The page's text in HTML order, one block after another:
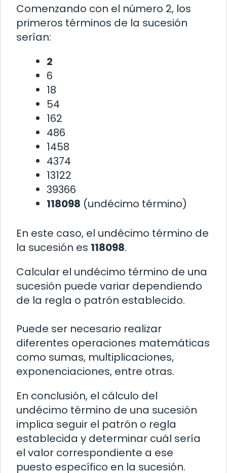
Comenzando con el número 2, los
primeros términos de la sucesión
serían:
2
6
18
54
162
486
1458
4374
13122
39366
118098 (undécimo término)
En este caso, el undécimo término de
la sucesión es 118098.
Calcular el undécimo término de una
sucesión puede variar dependiendo
de la regla o patrón establecido.
Puede ser necesario realizar
diferentes operaciones matemáticas
como sumas, multiplicaciones,
exponenciaciones, entre otras.
En conclusión, el cálculo del
undécimo término de una sucesión
implica seguir el patrón o regla
establecida y determinar cuál sería
el valor correspondiente a ese
puesto específico en la sucesión.